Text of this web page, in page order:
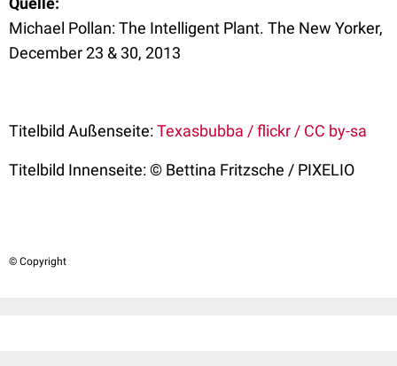
Michael Pollan:The Intelligent Plant. The New Yorker,
December 23 & 30, 2013
Titelbild Außenseite:Texasbubba / flickr / CC by-sa
Titelbild Innenseite: © Bettina Fritzsche / PIXELIO
© Copyright